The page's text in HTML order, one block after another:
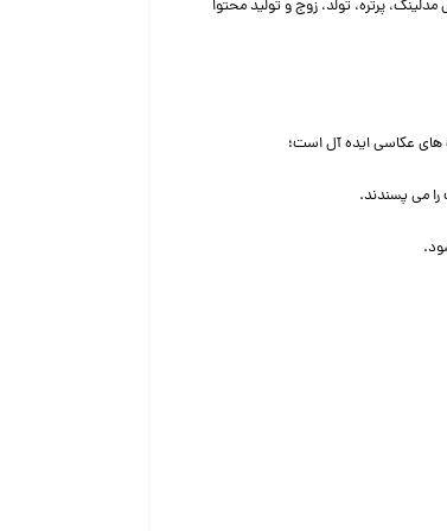
پرتره، تولد، زوج و تولید محتوا
های عکاسی ایده آل است؛
می پسندند.